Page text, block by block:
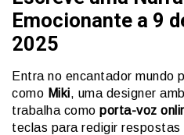
Emocionante a 9
2025
Entra no encantador mundo
como Miki, uma designer
trabalha como porta-voz
teclas para redigir